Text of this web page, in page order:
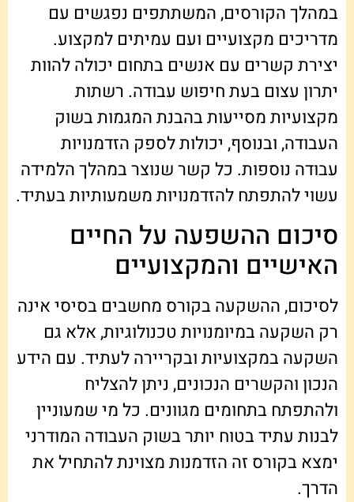
במהלך הקורסים, המשתתפים נפגשים עם
מדריכים מקצועיים ועם עמיתים למקצוע.
יצירת קשרים עם אנשים בתחום יכולה להוות
יתרון עצום בעת חיפוש עבודה. רשתות
מקצועיות מסייעות בהבנת המגמות בשוק
העבודה, ובנוסף, יכולות לספק הזדמנויות
עבודה נוספות. כל קשר שנוצר במהלך הלמידה
עשוי להתפתח להזדמנויות משמעותיות בעתיד.
סיכום ההשפעה על החיים
האישיים והמקצועיים
לסיכום, ההשקעה בקורס מחשבים בסיסי אינה
רק השקעה במיומנויות טכנולוגיות, אלא גם
השקעה במקצועיות ובקריירה לעתיד. עם הידע
הנכון והקשרים הנכונים, ניתן להצליח
ולהתפתח בתחומים מגוונים. כל מי שמעוניין
לבנות עתיד בטוח יותר בשוק העבודה המודרני
ימצא בקורס זה הזדמנות מצוינת להתחיל את
הדרך.